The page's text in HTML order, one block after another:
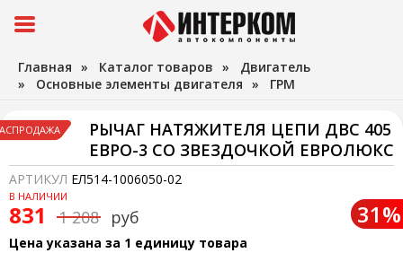
Главная » Каталог товаров » Двигатель
» Основные элементы двигателя » ГРМ
РЫЧАГ НАТЯЖИТЕЛЯ ЦЕПИ ДВС 405
ЕВРО-3 СО ЗВЕЗДОЧКОЙ ЕВРОЛЮКС
АРТИКУЛ ЕЛ514-1006050-02
В НАЛИЧИИ
831 1 208 руб 31%
Цена указана за 1 единицу товара